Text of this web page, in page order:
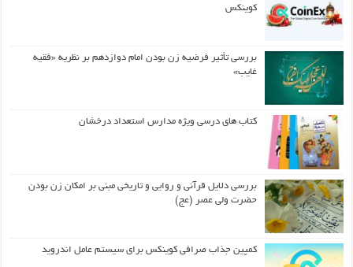
کوینکس
بررسی تأثیر فرضیه زن بودن امام دوازدهم بر نظریه «فقیه
غایب»
کتاب های درسی ویژه مدارس استعداد درخشان
بررسی دلایل قرآنی و روایی و تاریخی مبنی بر امکان زن بودن
حضرت ولی عصر (عج)
کمپین جذاب صرافی کوینکس برای سیستم عامل اندروید